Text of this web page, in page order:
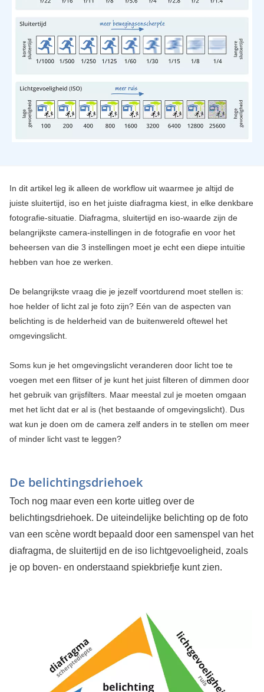
In dit artikel leg ik alleen de workflow uit waarmee je altijd de
juiste sluitertijd, iso en het juiste diafragma kiest, in elke denkbare
fotografie-situatie. Diafragma, sluitertijd en iso-waarde zijn de
belangrijkste camera-instellingen in de fotografie en voor het
beheersen van die 3 instellingen moet je echt een diepe intuïtie
hebben van hoe ze werken.
De belangrijkste vraag die je jezelf voortdurend moet stellen is:
hoe helder of licht zal je foto zijn? Eén van de aspecten van
belichting is de helderheid van de buitenwereld oftewel het
omgevingslicht.
Soms kun je het omgevingslicht veranderen door licht toe te
voegen met een flitser of je kunt het juist filteren of dimmen door
het gebruik van grijsfilters. Maar meestal zul je moeten omgaan
met het licht dat er al is (het bestaande of omgevingslicht). Dus
wat kun je doen om de camera zelf anders in te stellen om meer
of minder licht vast te leggen?
De belichtingsdriehoek
Toch nog maar even een korte uitleg over de
belichtingsdriehoek. De uiteindelijke belichting op de foto
van een scène wordt bepaald door een samenspel van het
diafragma, de sluitertijd en de iso lichtgevoeligheid, zoals
je op boven- en onderstaand spiekbriefje kunt zien.